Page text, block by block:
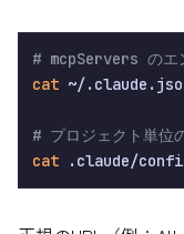
# mcpServers のエ
cat ~/
# プロジェクト単位
cat